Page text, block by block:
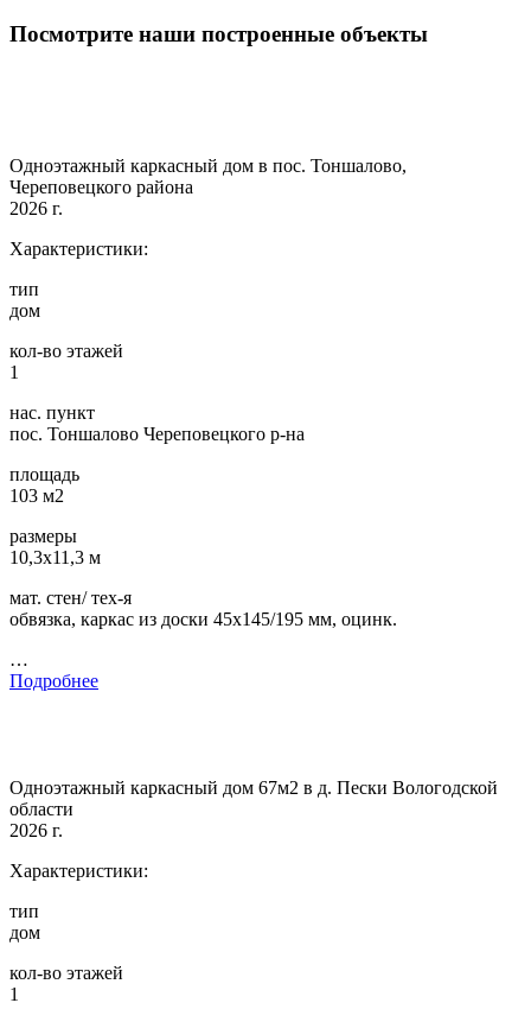
Посмотрите наши построенные объекты
Одноэтажный каркасный дом в пос. Тоншалово,
Череповецкого района
2026 г.
Характеристики:
тип
дом
кол-во этажей
1
нас. пункт
пос. Тоншалово Череповецкого р-на
площадь
103 м2
размеры
10,3х11,3 м
мат. стен/ тех-я
обвязка, каркас из доски 45х145/195 мм, оцинк.
…
Подробнее
Одноэтажный каркасный дом 67м2 в д. Пески Вологодской
области
2026 г.
Характеристики:
тип
дом
кол-во этажей
1